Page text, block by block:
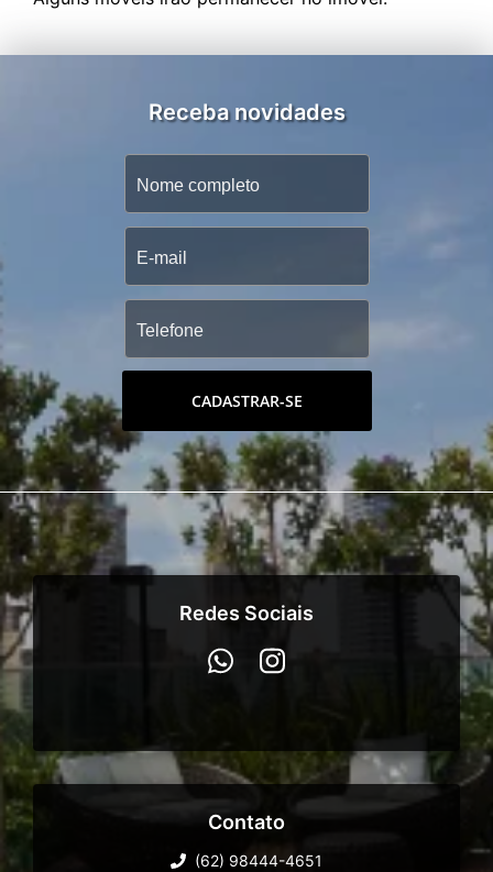
Receba novidades
CADASTRAR-SE
Redes Sociais
Contato
(62) 98444-4651